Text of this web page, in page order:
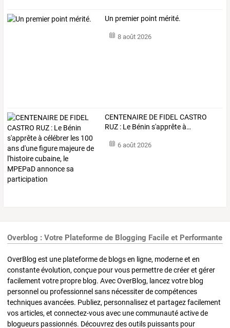
Un premier point mérité.
8 août 2026
CENTENAIRE DE FIDEL CASTRO
RUZ : Le Bénin s'apprêteà…
6 août 2026
Overblog : Votre Plateforme de Blogging Facile et Performante
OverBlog est une plateforme de blogs en ligne, moderne et en
constante évolution, conçue pour vous permettre de créer et gérer
facilement votre propre blog. Avec OverBlog, lancez votre blog
personnel ou professionnel sans nécessiter de compétences
techniques avancées. Publiez, personnalisez et partagez facilement
vos articles, et connectez-vous avec une communauté active de
blogueurs passionnés. Découvrez des outils puissants pour